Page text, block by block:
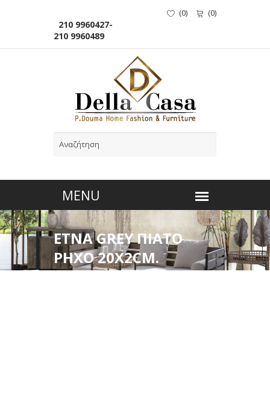
210 9960427-
210 9960489
(0) (0)
ETNA GREY ΠΙΑΤΟ
ΡΗΧΟ 20X2CM.